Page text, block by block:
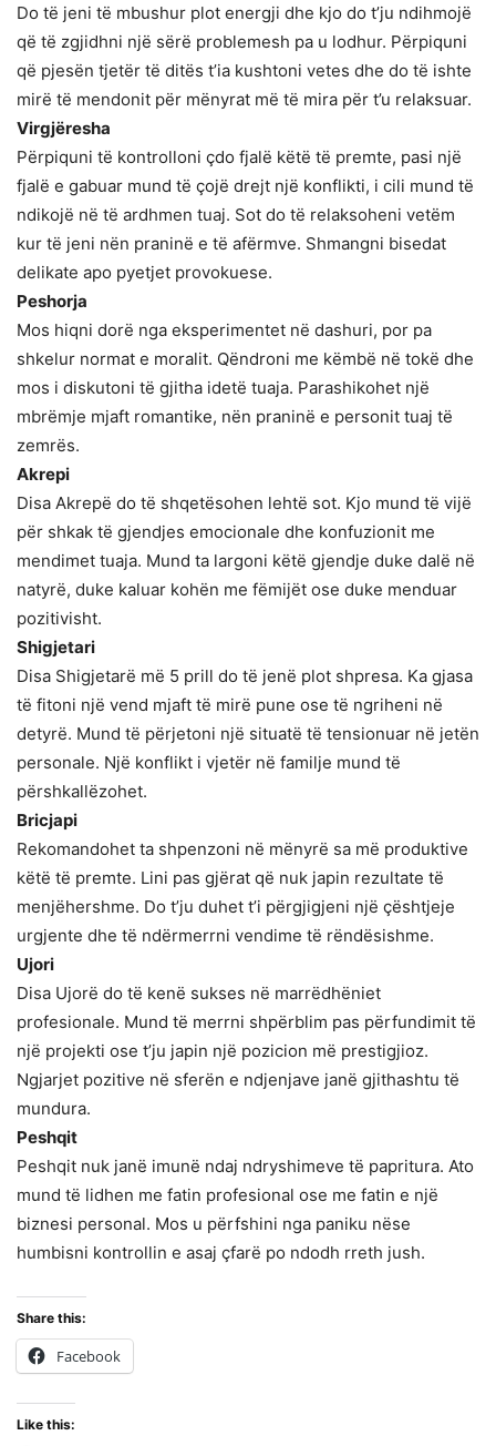
Do të jeni të mbushur plot energji dhe kjo do t’ju ndihmojë
që të zgjidhni një sërë problemesh pa u lodhur. Përpiquni
që pjesën tjetër të ditës t’ia kushtoni vetes dhe do të ishte
mirë të mendonit për mënyrat më të mira për t’u relaksuar.
Virgjëresha
Përpiquni të kontrolloni çdo fjalë këtë të premte, pasi një
fjalë e gabuar mund të çojë drejt një konflikti, i cili mund të
ndikojë në të ardhmen tuaj. Sot do të relaksoheni vetëm
kur të jeni nën praninë e të afërmve. Shmangni bisedat
delikate apo pyetjet provokuese.
Peshorja
Mos hiqni dorë nga eksperimentet në dashuri, por pa
shkelur normat e moralit. Qëndroni me këmbë në tokë dhe
mos i diskutoni të gjitha idetë tuaja. Parashikohet një
mbrëmje mjaft romantike, nën praninë e personit tuaj të
zemrës.
Akrepi
Disa Akrepë do të shqetësohen lehtë sot. Kjo mund të vijë
për shkak të gjendjes emocionale dhe konfuzionit me
mendimet tuaja. Mund ta largoni këtë gjendje duke dalë në
natyrë, duke kaluar kohën me fëmijët ose duke menduar
pozitivisht.
Shigjetari
Disa Shigjetarë më 5 prill do të jenë plot shpresa. Ka gjasa
të fitoni një vend mjaft të mirë pune ose të ngriheni në
detyrë. Mund të përjetoni një situatë të tensionuar në jetën
personale. Një konflikt i vjetër në familje mund të
përshkallëzohet.
Bricjapi
Rekomandohet ta shpenzoni në mënyrë sa më produktive
këtë të premte. Lini pas gjërat që nuk japin rezultate të
menjëhershme. Do t’ju duhet t’i përgjigjeni një çështjeje
urgjente dhe të ndërmerrni vendime të rëndësishme.
Ujori
Disa Ujorë do të kenë sukses në marrëdhëniet
profesionale. Mund të merrni shpërblim pas përfundimit të
një projekti ose t’ju japin një pozicion më prestigjioz.
Ngjarjet pozitive në sferën e ndjenjave janë gjithashtu të
mundura.
Peshqit
Peshqit nuk janë imunë ndaj ndryshimeve të papritura. Ato
mund të lidhen me fatin profesional ose me fatin e një
biznesi personal. Mos u përfshini nga paniku nëse
humbisni kontrollin e asaj çfarë po ndodh rreth jush.
Share this:
Facebook
Like this: